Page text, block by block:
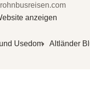
anzeigen
Usedom Altländer